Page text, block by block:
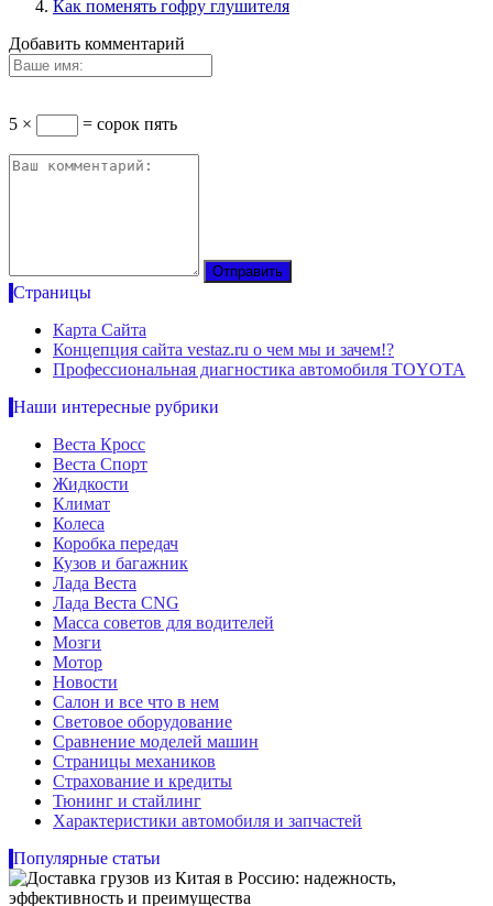
Как поменять гофру глушителя
Добавить комментарий
5 × = сорок пять
Страницы
Карта Сайта
Концепция сайта vestaz.ru о чем мы и зачем!?
Профессиональная диагностика автомобиля TOYOTA
Наши интересные рубрики
Веста Кросс
Веста Спорт
Жидкости
Климат
Колеса
Коробка передач
Кузов и багажник
Лада Веста
Лада Веста CNG
Масса советов для водителей
Мозги
Мотор
Новости
Салон и все что в нем
Световое оборудование
Сравнение моделей машин
Страницы механиков
Страхование и кредиты
Тюнинг и стайлинг
Характеристики автомобиля и запчастей
Популярные статьи